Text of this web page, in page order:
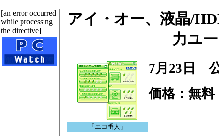
[an error occurred
while processing
the directive]
アイ・オー、液晶/
力ユ
「エコ番人」
7月23日
価格：無料